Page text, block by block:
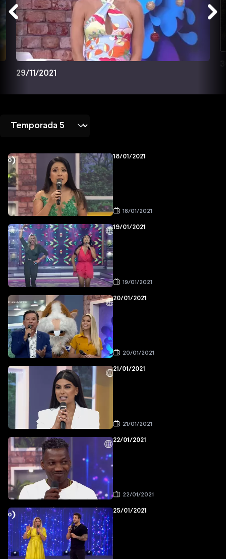
29/11/2021
18/01/2021
18/01/2021
19/01/2021
19/01/2021
20/01/2021
20/01/2021
21/01/2021
21/01/2021
22/01/2021
22/01/2021
25/01/2021